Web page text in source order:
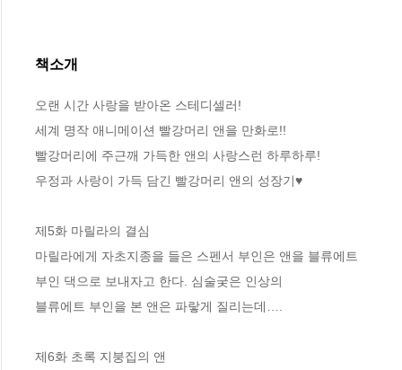
책소개
오랜 시간 사랑을 받아온 스테디셀러!
세계 명작 애니메이션 빨강머리 앤을 만화로!!
빨강머리에 주근깨 가득한 앤의 사랑스런 하루하루!
우정과 사랑이 가득 담긴 빨강머리 앤의 성장기♥
제5화 마릴라의 결심
마릴라에게 자초지종을 들은 스펜서 부인은 앤을 블류에트
부인 댁으로 보내자고 한다. 심술궂은 인상의
블류에트 부인을 본 앤은 파랗게 질리는데….
제6화 초록 지붕집의 앤